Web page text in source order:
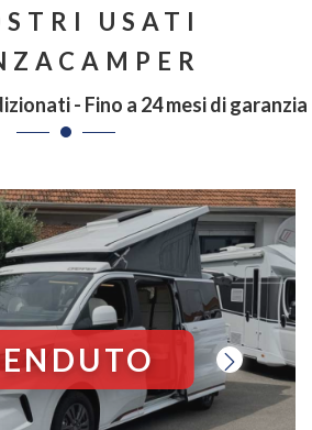
USATI
- Fino a 24 mesi di garanzia